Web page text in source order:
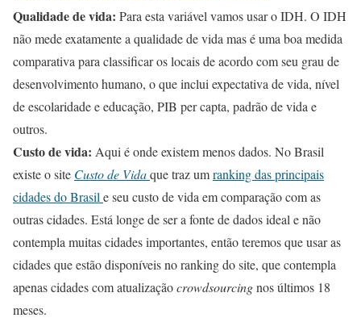
Qualidade de vida: Para esta variável vamos usar o IDH. O IDH
não mede exatamente a qualidade de vida mas é uma boa medida
comparativa para classificar os locais de acordo com seu grau de
desenvolvimento humano, o que inclui expectativa de vida, nível
de escolaridade e educação, PIB per capta, padrão de vida e
outros.
Custo de vida: Aqui é onde existem menos dados. No Brasil
existe o site Custo de Vidaque traz umranking das principais
cidades do Brasil e seu custo de vida em comparação com as
outras cidades. Está longe de ser a fonte de dados ideal e não
contempla muitas cidades importantes, então teremos que usar as
cidades que estão disponíveis no ranking do site, que contempla
apenas cidades com atualizaçãocrowdsourcingnos últimos 18
meses.